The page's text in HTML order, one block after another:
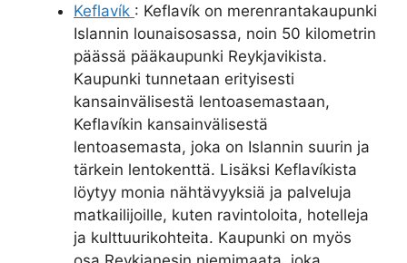
Keflavík : Keflavík on merenrantakaupunki
Islannin lounaisosassa, noin 50 kilometrin
päässä pääkaupunki Reykjavikista.
Kaupunki tunnetaan erityisesti
kansainvälisestä lentoasemastaan,
Keflavíkin kansainvälisestä
lentoasemasta, joka on Islannin suurin ja
tärkein lentokenttä. Lisäksi Keflavíkista
löytyy monia nähtävyyksiä ja palveluja
matkailijoille, kuten ravintoloita, hotelleja
ja kulttuurikohteita. Kaupunki on myös